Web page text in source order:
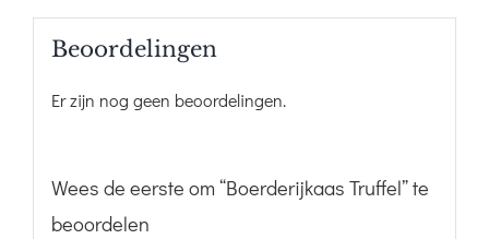
Beoordelingen
Er zijn nog geen beoordelingen.
Wees de eerste om “Boerderijkaas Truffel” te
beoordelen